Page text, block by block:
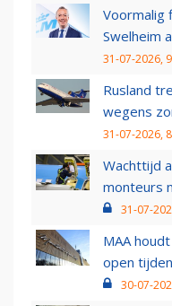
Voormalig
Swelheim
31-07-2026,
Rusland
wegens
31-07-2026,
Wachttijd
monteurs
31-07-
MAA
open
30-07-